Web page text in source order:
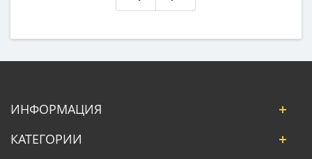
ИНФОРМАЦИЯ
КАТЕГОРИИ